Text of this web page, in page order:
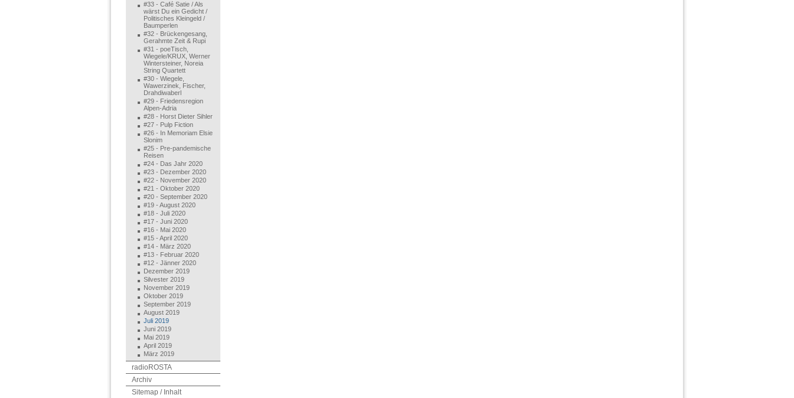
#33 - Café Satie / Als
wärst Du ein Gedicht /
Politisches Kleingeld /
Baumperlen
#32 - Brückengesang,
Gerahmte Zeit & Rupi
#31 - poeTisch,
Wiegele/KRUX, Werner
Wintersteiner, Noreia
String Quartett
#30 - Wiegele,
Wawerzinek, Fischer,
Drahdiwaberl
#29 - Friedensregion
Alpen-Adria
#28 - Horst Dieter Sihler
#27 - Pulp Fiction
#26 - In Memoriam Elsie
Slonim
#25 - Pre-pandemische
Reisen
#24 - Das Jahr 2020
#23 - Dezember 2020
#22 - November 2020
#21 - Oktober 2020
#20 - September 2020
#19 - August 2020
#18 - Juli 2020
#17 - Juni 2020
#16 - Mai 2020
#15 - April 2020
#14 - März 2020
#13 - Februar 2020
#12 - Jänner 2020
Dezember 2019
Silvester 2019
November 2019
Oktober 2019
September 2019
August 2019
Juli 2019
Juni 2019
Mai 2019
April 2019
März 2019
radioROSTA
Archiv
Sitemap / Inhalt